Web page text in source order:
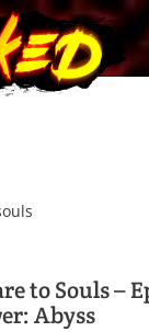
to Souls –
Abyss